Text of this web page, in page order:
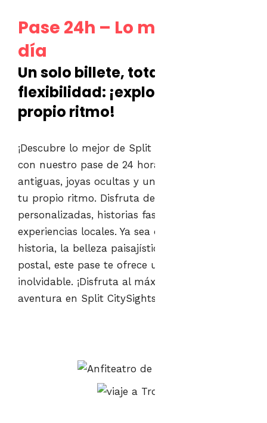
Pase 24h – Lo mejor de un
día
Un solo billete, total
flexibilidad: ¡explora Split a tu
propio ritmo!
¡Descubre lo mejor de Split CitySightseeing
con nuestro pase de 24 horas! Explora calles
antiguas, joyas ocultas y un interior místico a
tu propio ritmo. Disfruta de opciones
personalizadas, historias fascinantes y
experiencias locales. Ya sea que te cautive la
historia, la belleza paisajística o los lugares de
postal, este pase te ofrece una experiencia
inolvidable. ¡Disfruta al máximo de tu
aventura en Split CitySightseeing!